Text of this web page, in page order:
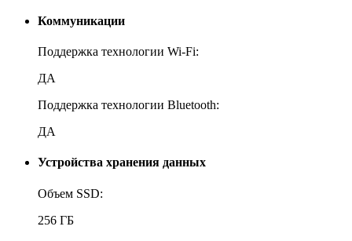
Коммуникации
Поддержка технологии Wi-Fi:
ДА
Поддержка технологии Bluetooth:
ДА
Устройства хранения данных
Объем SSD:
256 ГБ